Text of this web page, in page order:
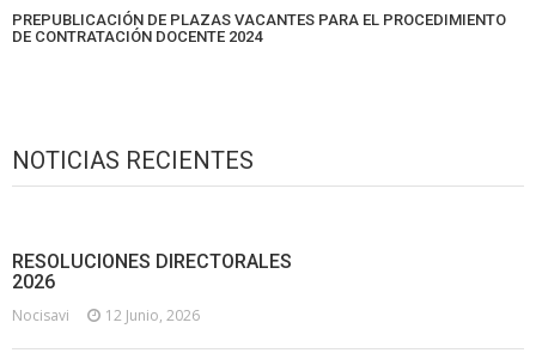
PREPUBLICACIÓN DE PLAZAS VACANTES PARA EL PROCEDIMIENTO
DE CONTRATACIÓN DOCENTE 2024
NOTICIAS RECIENTES
RESOLUCIONES DIRECTORALES
2026
Nocisavi 12 Junio, 2026